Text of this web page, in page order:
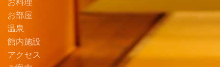
お料理
お部屋
温泉
館内施設
アクセス